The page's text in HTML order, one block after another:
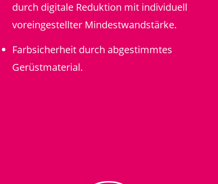
durch digitale Reduktion mit individuell
voreingestellter Mindestwandstärke.
Farbsicherheit durch abgestimmtes
Gerüstmaterial.